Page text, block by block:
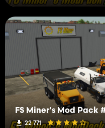
FS Miner's Mod Pack
22 771